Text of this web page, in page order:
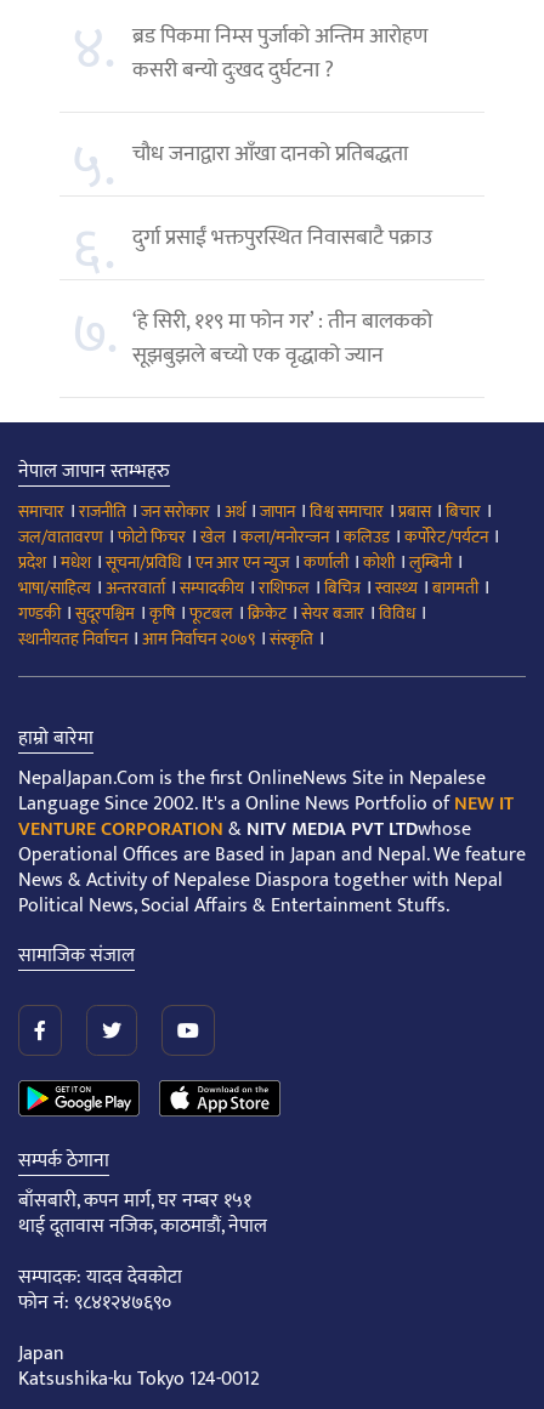
४. ब्रड पिकमा निम्स पुर्जाको अन्तिम आरोहण
कसरी बन्यो दुःखद दुर्घटना ?
५. चौध जनाद्वारा आँखा दानको प्रतिबद्धता
६. दुर्गा प्रसाईं भक्तपुरस्थित निवासबाटै पक्राउ
७. ‘हे सिरी, ११९ मा फोन गर’ : तीन बालकको
सूझबुझले बच्यो एक वृद्धाको ज्यान
नेपाल जापान स्तम्भहरु
समाचार ।राजनीति ।जन सरोकार ।अर्थ।जापान।विश्व समाचार ।प्रबास।बिचार ।
जल/वातावरण ।फोटो फिचर ।खेल ।कला/मनोरन्जन।कलिउड।कर्पोरेट/पर्यटन।
प्रदेश।मधेश।सूचना/प्रविधि।एन आर एन न्युज।कर्णाली।कोशी।लुम्बिनी।
भाषा/साहित्य ।अन्तरवार्ता।सम्पादकीय ।राशिफल ।बिचित्र।स्वास्थ्य ।बागमती।
गण्डकी।सुदूरपश्चिम ।कृषि।फूटबल ।क्रिकेट।सेयर बजार ।विविध।
स्थानीयतह निर्वाचन।आम निर्वाचन २०७९ ।संस्कृति ।
हाम्रो बारेमा
NepalJapan.Com is the first OnlineNews Site in Nepalese
Language Since 2002. It's a Online News Portfolio ofNEW IT
VENTURE CORPORATION&NITV MEDIA PVT LTDwhose
Operational Offices are Based in Japan and Nepal. We feature
News & Activity of Nepalese Diaspora together with Nepal
Political News, Social Affairs & Entertainment Stuffs.
सामाजिक संजाल
सम्पर्क ठेगाना
बाँसबारी, कपन मार्ग, घर नम्बर १५१
थाई दूतावास नजिक, काठमाडौं, नेपाल
सम्पादक: यादव देवकोटा
फोन नं: ९८४१२४७६९०
Japan
Katsushika-ku Tokyo 124-0012